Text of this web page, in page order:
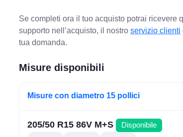
Se completi ora il tuo acquisto potrai ricevere
supporto nell’acquisto, il nostroservizio clienti
tua domanda.
Misure disponibili
Misure con diametro 15 pollici
205/50 R15 86V M+S Disponibile